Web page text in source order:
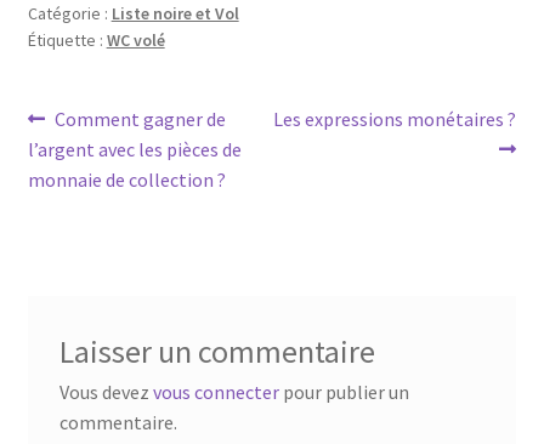
Catégorie : Liste noire et Vol
Étiquette : WC volé
Comment gagner de
l’argent avec les pièces de
monnaie de collection ?
Les expressions monétaires ?
Laisser un commentaire
Vous devez vous connecterpour publier un
commentaire.